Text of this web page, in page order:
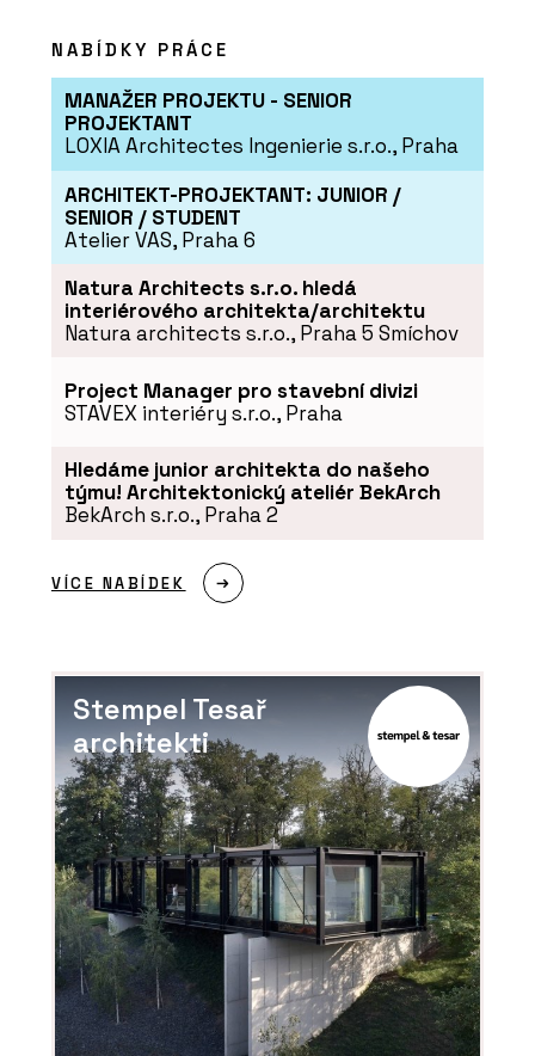
ČLÁNKY
Kvalitní materiály a precizní detaily.
Luxusní rezidence nad hlavním
nádražím snoubí eleganci a funkčnost
NABÍDKY PRÁCE
MANAŽER PROJEKTU - SENIOR
PROJEKTANT
LOXIA Architectes Ingenierie s.r.o., Praha
ARCHITEKT-PROJEKTANT: JUNIOR /
SENIOR / STUDENT
Atelier VAS, Praha 6
Natura Architects s.r.o. hledá
interiérového architekta/architektu
Natura architects s.r.o., Praha 5 Smíchov
Project Manager pro stavební divizi
STAVEX interiéry s.r.o., Praha
Hledáme junior architekta do našeho
týmu! Architektonický ateliér BekArch
BekArch s.r.o., Praha 2
VÍCE NABÍDEK
Stempel Tesař
architekti